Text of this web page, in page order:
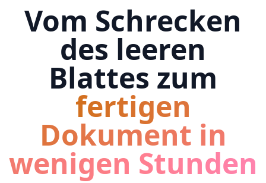
Vom Schrecken
des leeren
Blattes zum
fertigen
Dokument in
wenigen Stunden